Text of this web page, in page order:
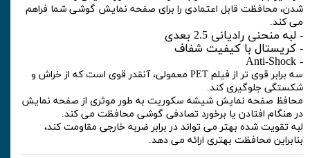
شدن، محافظت قابل اعتمادی را برای صفحه نمایش گوشی شما فراهم
می کند.
- لبه منحنی رادیانی 2.5 بعدی
- کریستال با کیفیت شفاف
- Anti-Shock
سه برابر قوی تر از فیلم PET معمولی، آنقدر قوی است که از خراش و
شکستگی جلوگیری کند.
محافظ صفحه نمایش شیشه سکوریت به طور موثری از صفحه نمایش
در هنگام افتادن یا برخورد تصادفی گوشی محافظت می کند.
لبه تقویت شده بهتر می تواند در برابر ضربه خارجی مقاومت کند،
بنابراین محافظت بهتری ارائه می دهد.